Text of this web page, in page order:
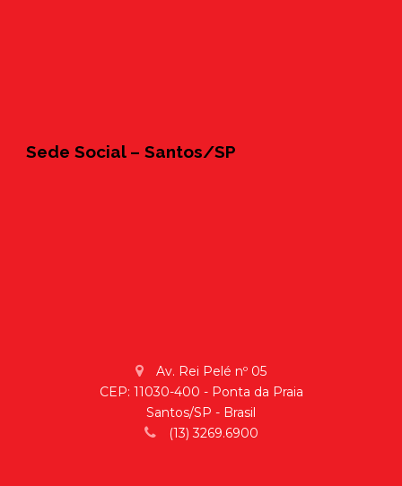
Sede Social – Santos/SP
Av. Rei Pelé nº 05
CEP: 11030-400 - Ponta da Praia
Santos/SP - Brasil
(13) 3269.6900